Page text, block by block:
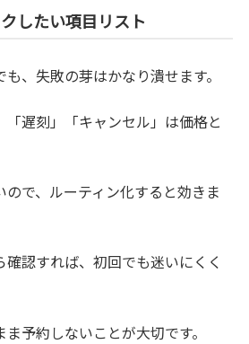
したい項目リスト
、失敗の芽はかなり潰せます。
遅刻」「キャンセル」は価格と
で、ルーティン化すると効きま
確認すれば、初回でも迷いにくく
予約しないことが大切です。